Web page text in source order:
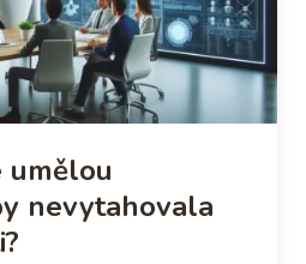
umělou
nevytahovala